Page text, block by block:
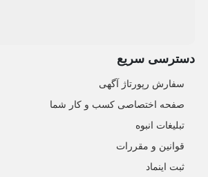
دسترسی سریع
سفارش رپورتاژ آگهی
صفحه اختصاصی کسب و کار شما
تبلیغات انبوه
قوانین و مقررات
ثبت اینماد